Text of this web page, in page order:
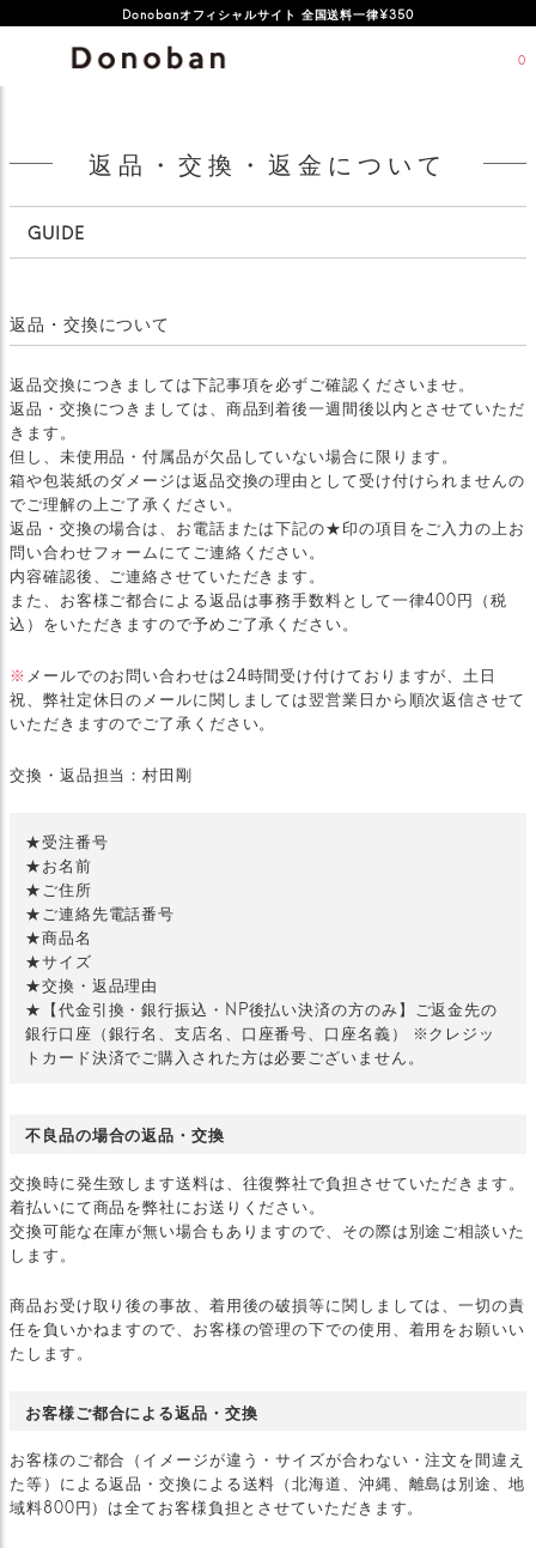
Donobanオフィシャルサイト 全国送料一律¥350
0
返品・交換・返金について
GUIDE
返品・交換について
返品交換につきましては下記事項を必ずご確認くださいませ。
返品・交換につきましては、商品到着後一週間後以内とさせていただ
きます。
但し、未使用品・付属品が欠品していない場合に限ります。
箱や包装紙のダメージは返品交換の理由として受け付けられませんの
でご理解の上ご了承ください。
返品・交換の場合は、お電話または下記の★印の項目をご入力の上お
問い合わせフォームにてご連絡ください。
内容確認後、ご連絡させていただきます。
また、お客様ご都合による返品は事務手数料として一律400円（税
込）をいただきますので予めご了承ください。
※ メールでのお問い合わせは24時間受け付けておりますが、土日
祝、弊社定休日のメールに関しましては翌営業日から順次返信させて
いただきますのでご了承ください。
交換・返品担当：村田剛
★受注番号
★お名前
★ご住所
★ご連絡先電話番号
★商品名
★サイズ
★交換・返品理由
★【代金引換・銀行振込・NP後払い決済の方のみ】ご返金先の
銀行口座（銀行名、支店名、口座番号、口座名義） ※クレジッ
トカード決済でご購入された方は必要ございません。
不良品の場合の返品・交換
交換時に発生致します送料は、往復弊社で負担させていただきます。
着払いにて商品を弊社にお送りください。
交換可能な在庫が無い場合もありますので、その際は別途ご相談いた
します。
商品お受け取り後の事故、着用後の破損等に関しましては、一切の責
任を負いかねますので、お客様の管理の下での使用、着用をお願いい
たします。
お客様ご都合による返品・交換
お客様のご都合（イメージが違う・サイズが合わない・注文を間違え
た等）による返品・交換による送料（北海道、沖縄、離島は別途、地
域料800円）は全てお客様負担とさせていただきます。